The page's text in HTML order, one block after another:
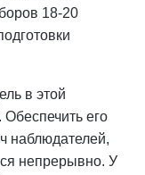
18-20
в этой
его
наблюдателей,
непрерывно. У